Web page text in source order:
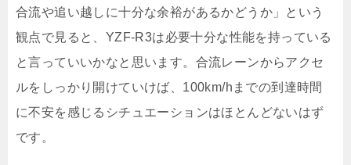
合流や追い越しに十分な余裕があるかどうか」という
観点で見ると、YZF-R3は必要十分な性能を持っている
と言っていいかなと思います。合流レーンからアクセ
ルをしっかり開けていけば、100km/hまでの到達時間
に不安を感じるシチュエーションはほとんどないはず
です。